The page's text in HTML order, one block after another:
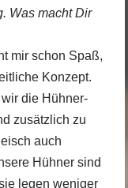
Was macht Dir
mir schon Spaß,
Konzept.
die Hühner-
zusätzlich zu
auch
Hühner sind
legen weniger